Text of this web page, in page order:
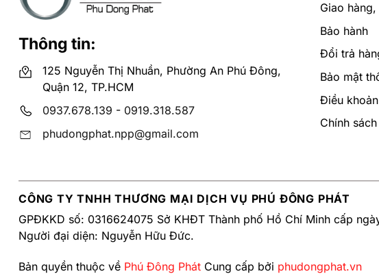
Thông tin:
125 Nguyễn Thị Nhuần, Phường An Phú Đông,
Quận 12, TP.HCM
0937.678.139 - 0919.318.587
phudongphat.npp@gmail.com
Giao
Bảo hành
Đổi trả
Bảo mật
Điều
Chính
CÔNG TY TNHH THƯƠNG MẠI DỊCH VỤ PHÚ ĐÔNG PHÁT
GPĐKKD số: 0316624075 Sở KHĐT Thành phố Hồ Chí Minh cấp
Người đại diện: Nguyễn Hữu Đức.
Bản quyền thuộc về Phú Đông Phát Cung cấp bởi phudongphat.vn